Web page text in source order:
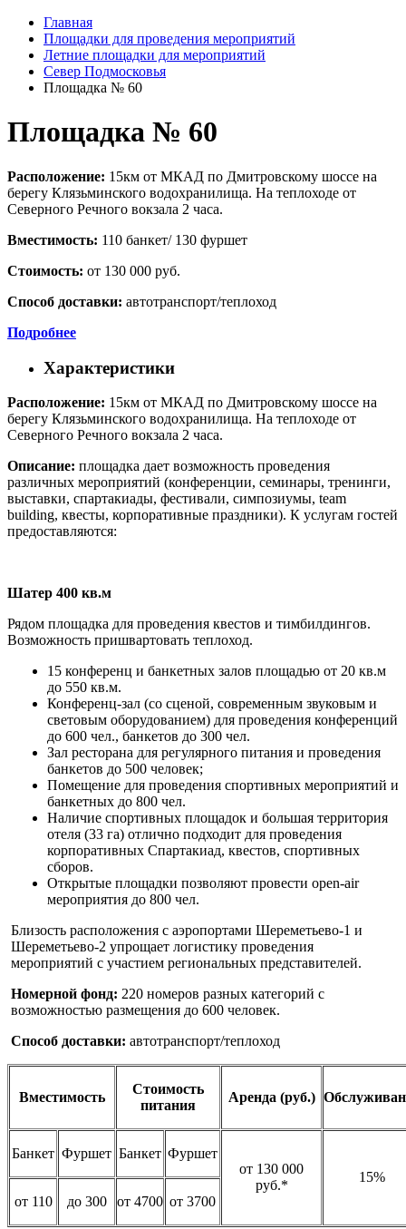
Главная
Площадки для проведения мероприятий
Летние площадки для мероприятий
Север Подмосковья
Площадка № 60
Площадка № 60
Расположение: 15км от МКАД по Дмитровскому шоссе на
берегу Клязьминского водохранилища. На теплоходе от
Северного Речного вокзала 2 часа.
Вместимость: 110 банкет/ 130 фуршет
Стоимость: от 130 000 руб.
Способ доставки: автотранспорт/теплоход
Подробнее
Характеристики
Расположение: 15км от МКАД по Дмитровскому шоссе на
берегу Клязьминского водохранилища. На теплоходе от
Северного Речного вокзала 2 часа.
Описание: площадка дает возможность проведения
различных мероприятий (конференции, семинары, тренинги,
выставки, спартакиады, фестивали, симпозиумы, team
building, квесты, корпоративные праздники). К услугам гостей
предоставляются:
Шатер 400 кв.м
Рядом площадка для проведения квестов и тимбилдингов.
Возможность пришвартовать теплоход.
15 конференц и банкетных залов площадью от 20 кв.м
до 550 кв.м.
Конференц-зал (со сценой, современным звуковым и
световым оборудованием) для проведения конференций
до 600 чел., банкетов до 300 чел.
Зал ресторана для регулярного питания и проведения
банкетов до 500 человек;
Помещение для проведения спортивных мероприятий и
банкетных до 800 чел.
Наличие спортивных площадок и большая территория
отеля (33 га) отлично подходит для проведения
корпоративных Спартакиад, квестов, спортивных
сборов.
Открытые площадки позволяют провести open-air
мероприятия до 800 чел.
Близость расположения с аэропортами Шереметьево-1 и
Шереметьево-2 упрощает логистику проведения
мероприятий с участием региональных представителей.
Номерной фонд: 220 номеров разных категорий с
возможностью размещения до 600 человек.
Способ доставки: автотранспорт/теплоход
Вместимость
Стоимость
питания
Аренда (руб.)
Банкет Фуршет Банкет Фуршет
от 130 000
руб.*
15%
от 110
до 300 от 4700 от 3700